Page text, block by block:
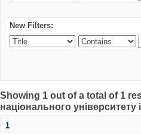
New Filters:
Showing 1 out of a total of 1
національного університету
1